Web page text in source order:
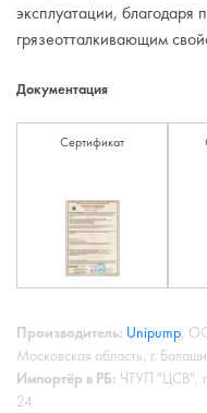
эксплуатации, благодаря
грязеотталкивающим
Документация
Сертификат
Производитель: Unipump,
Московская область, г.
Импортёр в РБ: ЧТУП "ЦСВ",
24